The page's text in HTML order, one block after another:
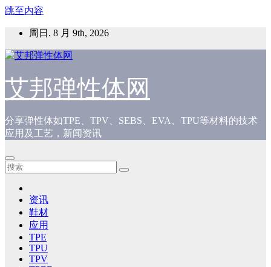
跳至内容
周日. 8 月 9th, 2026
艾邦弹性体网
分享弹性体如TPE、TPV、SEBS、EVA、TPU等材料的技术
应用及工艺，新闻资讯
资讯
鞋材
应用
TPE
TPU
TPV